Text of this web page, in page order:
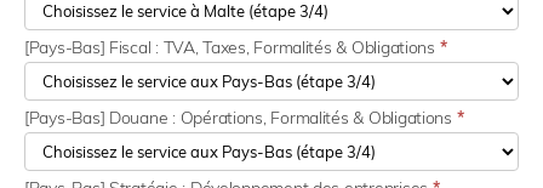
[Pays-Bas] Fiscal : TVA, Taxes, Formalités & Obligations *
[Pays-Bas] Douane : Opérations, Formalités & Obligations *